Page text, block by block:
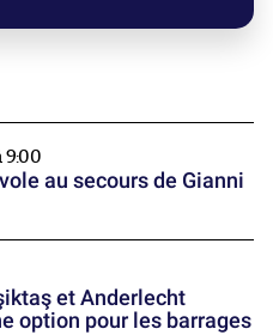
9:00
au secours de Gianni
et Anderlecht
option pour les barrages